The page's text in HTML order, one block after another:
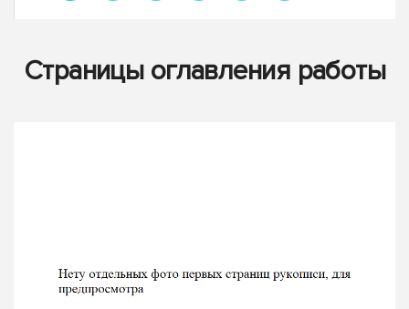
Страницы оглавления работы